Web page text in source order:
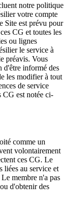
notre politique
votre compte
Site est prévu pour
CG et toutes les
ou lignes
le service à
préavis. Vous
d'être informé des
les modifier à tout
de service
CG est notée ci-
comme un
volontairement
ces CG. Le
liées au service et
membre n'a pas
d'obtenir des